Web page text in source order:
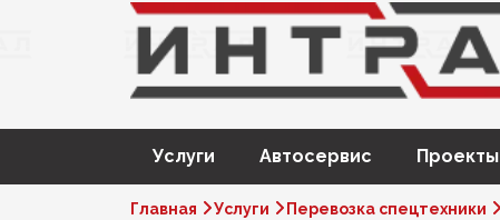
Услуги Автосервис Проекты
Главная Услуги Перевозка спецтехники